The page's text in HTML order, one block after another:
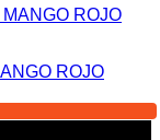
ROJO